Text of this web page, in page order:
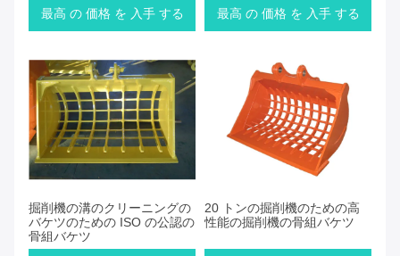
最高 の 価格 を 入手 する 最高 の 価格 を 入手 する
掘削機の溝のクリーニングの
バケツのための ISO の公認の
骨組バケツ
20 トンの掘削機のための高
性能の掘削機の骨組バケツ